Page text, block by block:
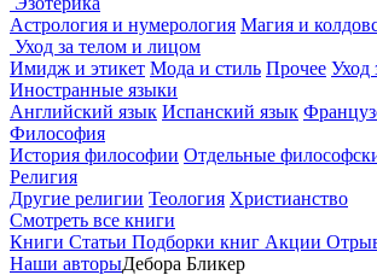
Астрология и нумерология Магия и
Уход за телом и лицом
Имидж и этикет Мода и стиль Прочее Уход
Иностранные языки
Английский язык Испанский язык
Философия
История философии Отдельные
Религия
Другие религии Теология Христианство
Смотреть все книги
Книги Статьи Подборки книг Акции
Наши авторыДебора Бликер